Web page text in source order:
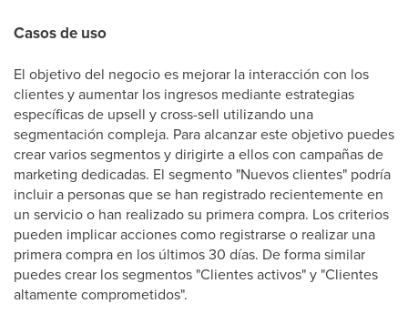
Casos de uso
El objetivo del negocio es mejorar la interacción con los
clientes y aumentar los ingresos mediante estrategias
específicas de upsell y cross-sell utilizando una
segmentación compleja. Para alcanzar este objetivo puedes
crear varios segmentos y dirigirte a ellos con campañas de
marketing dedicadas. El segmento "Nuevos clientes" podría
incluir a personas que se han registrado recientemente en
un servicio o han realizado su primera compra. Los criterios
pueden implicar acciones como registrarse o realizar una
primera compra en los últimos 30 días. De forma similar
puedes crear los segmentos "Clientes activos" y "Clientes
altamente comprometidos".